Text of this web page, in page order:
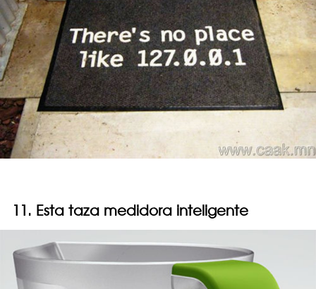
11. Esta taza medidora inteligente